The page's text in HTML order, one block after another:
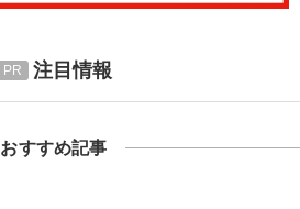
注目情報
おすすめ記事